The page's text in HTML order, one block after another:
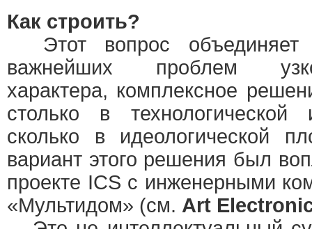
Как строить?
Этот вопрос объединяет
важнейших проблем
характера, комплексное
столько в технологической
сколько в идеологической
вариант этого решения был
проекте ICS с инженерными
«Мультидом» (см. Art